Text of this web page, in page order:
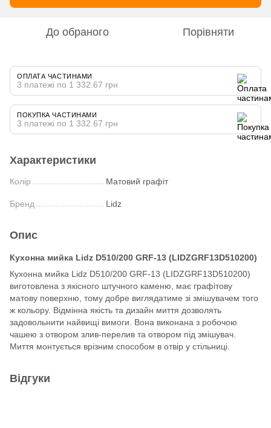
До обраного Порівняти
ОПЛАТА ЧАСТИНАМИ
3 платежі по 1 332.67 грн
ПОКУПКА ЧАСТИНАМИ
3 платежі по 1 332.67 грн
Характеристики
Колір Матовий графіт
Бренд Lidz
Опис
Кухонна мийка Lidz D510/200 GRF-13 (LIDZGRF13D510200)
Кухонна мийка Lidz D510/200 GRF-13 (LIDZGRF13D510200)
виготовлена ​​з якісного штучного каменю, має графітову
матову поверхню, тому добре виглядатиме зі змішувачем того
ж кольору. Відмінна якість та дизайн миття дозволять
задовольнити найвищі вимоги. Вона виконана з робочою
чашею з отвором злив-перелив та отвором під змішувач.
Миття монтується врізним способом в отвір у стільниці.
Відгуки